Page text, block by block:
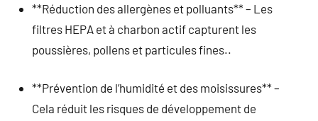
**Réduction des allergènes et polluants** – Les
filtres HEPA et à charbon actif capturent les
poussières, pollens et particules fines..
**Prévention de l’humidité et des moisissures** –
Cela réduit les risques de développement de